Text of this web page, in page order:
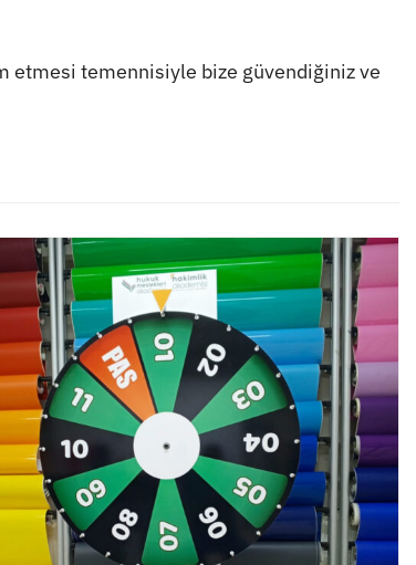
etmesi temennisiyle bize güvendiğiniz ve